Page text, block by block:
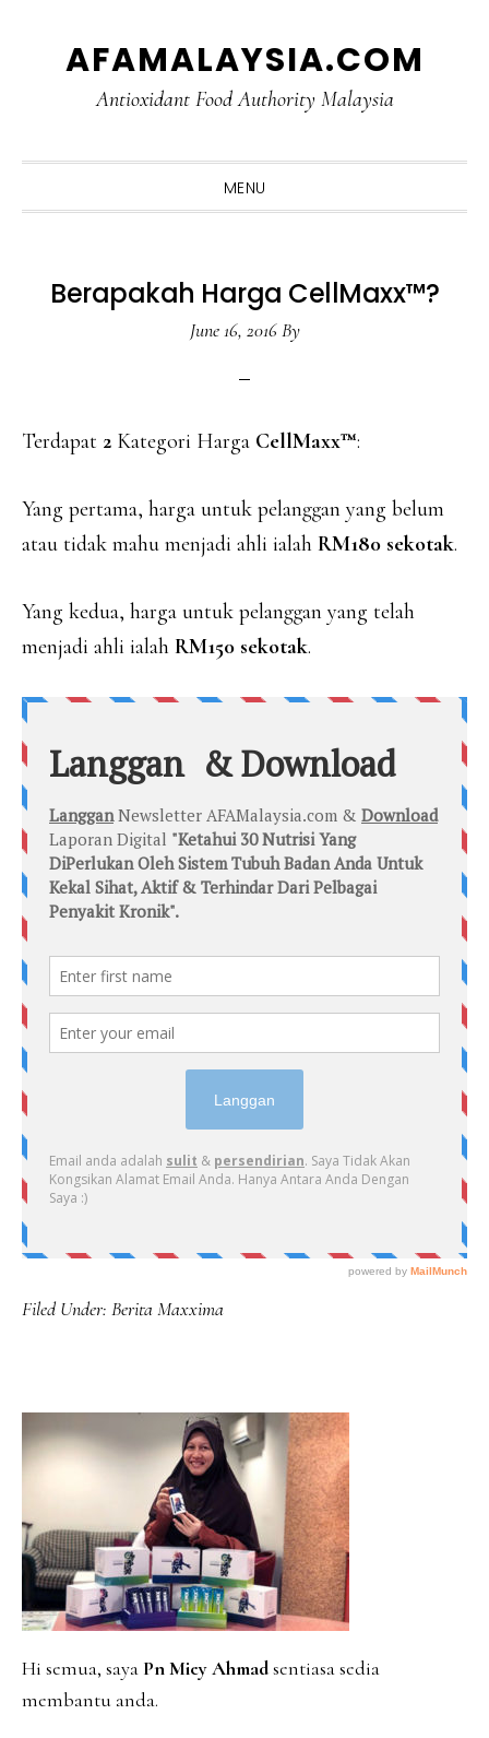
AFAMALAYSIA.COM
Antioxidant Food Authority Malaysia
MENU
Berapakah Harga CellMaxx™?
June 16, 2016By
Terdapat 2 Kategori Harga CellMaxx™:
Yang pertama, harga untuk pelanggan yang belum
atau tidak mahu menjadi ahli ialah RM180 sekotak.
Yang kedua, harga untuk pelanggan yang telah
menjadi ahli ialah RM150 sekotak.
Filed Under: Berita Maxxima
PRIMARY
SIDEBAR
Hi semua, saya Pn Miey Ahmadsentiasa sedia
membantu anda.